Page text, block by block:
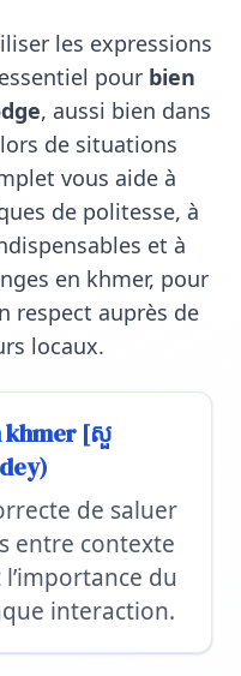
les expressions
pour bien
, aussi bien dans
de situations
vous aide à
de politesse, à
et à
en khmer, pour
respect auprès de
locaux.
khmer [សួ
de saluer
entre contexte
du
interaction.